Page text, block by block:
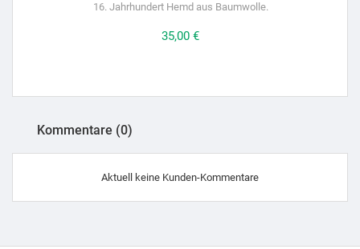
16. Jahrhundert Hemd aus Baumwolle.
Preis
35,00 €
Kommentare (0)
Aktuell keine Kunden-Kommentare